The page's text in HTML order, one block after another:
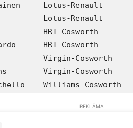
Lotus-Renault
Lotus-Renault
HRT-Cosworth
HRT-Cosworth
Virgin-Cosworth
Virgin-Cosworth
Williams-
REKLĀMA